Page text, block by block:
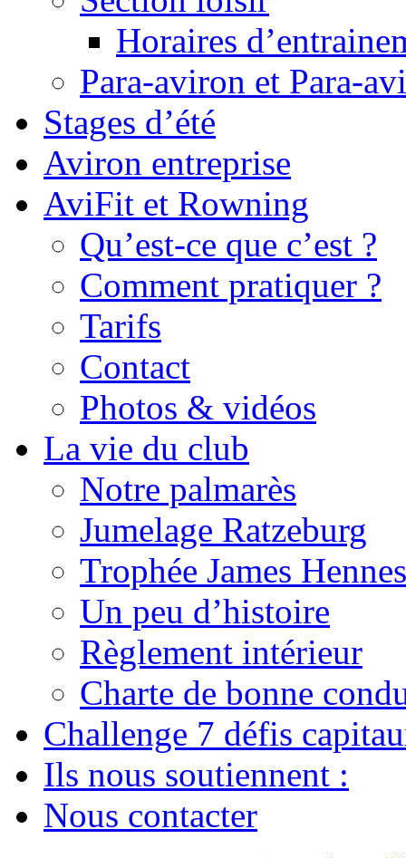
Horaires
Para-aviron et Para-
Stages d’été
Aviron entreprise
AviFit et Rowning
Qu’est-ce que c’est ?
Comment pratiquer ?
Tarifs
Contact
Photos & vidéos
La vie du club
Notre palmarès
Jumelage Ratzeburg
Trophée James
Un peu d’histoire
Règlement intérieur
Charte de bonne
Challenge 7 défis
Ils nous soutiennent :
Nous contacter